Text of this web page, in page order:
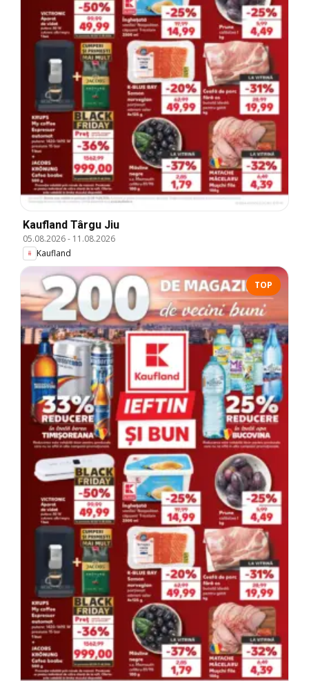
Kaufland Târgu Jiu
05.08.2026- 11.08.2026
Kaufland
TOP